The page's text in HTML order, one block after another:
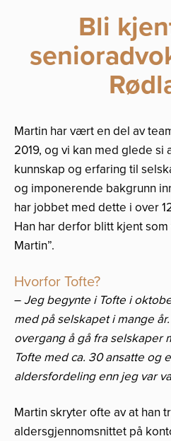
Bli
Martin har vært en del av
2019, og vi kan med glede si
kunnskap og erfaring til
og imponerende bakgrunn
har jobbet med dette i over
Han har derfor blitt kjent
Martin”.
Hvorfor Tofte?
–Jeg begynte i Tofte i
med på selskapet i mange
overgang å gå fra selskaper
Tofte med ca. 30 ansatte og
aldersfordeling enn jeg var
Martin skryter ofte av at han
aldersgjennomsnittet på